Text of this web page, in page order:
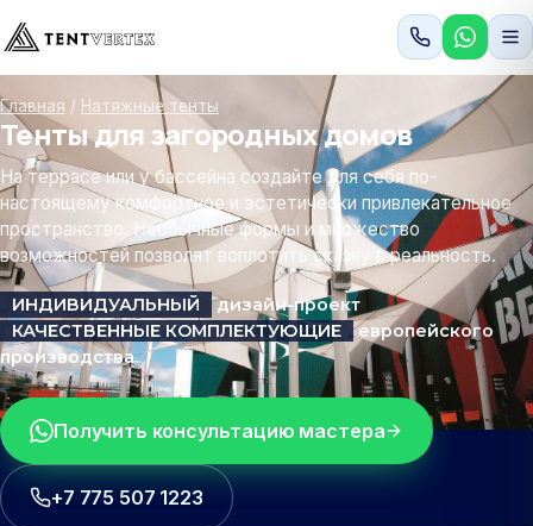
Главная / Натяжные тенты
Тенты для загородных домов
На террасе или у бассейна создайте для себя по-
настоящему комфортное и эстетически привлекательное
пространство. Необычные формы и множество
возможностей позволят воплотить сказку в реальность.
ИНДИВИДУАЛЬНЫЙ
дизайн-проект
КАЧЕСТВЕННЫЕ КОМПЛЕКТУЮЩИЕ
европейского
производства
Получить консультацию мастера
+7 775 507 1223